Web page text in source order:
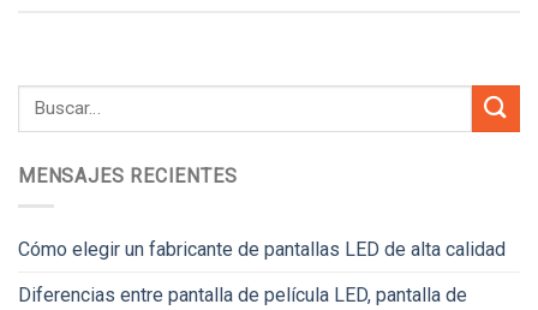
MENSAJES RECIENTES
Cómo elegir un fabricante de pantallas LED de alta calidad
Diferencias entre pantalla de película LED, pantalla de